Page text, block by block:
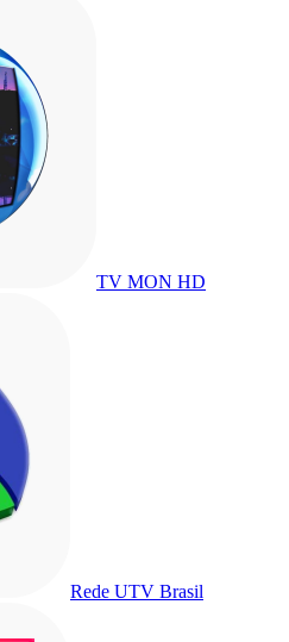
TV MON HD
Rede UTV Brasil